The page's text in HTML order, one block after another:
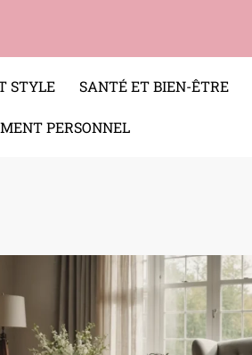
STYLE SANTÉ ET BIEN-ÊTRE
PERSONNEL